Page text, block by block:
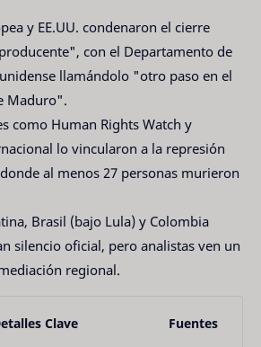
y EE.UU. condenaron el cierre
con el Departamento de
llamándolo "otro paso en el
Maduro".
como Human Rights Watch y
lo vincularon a la represión
al menos 27 personas murieron
Brasil (bajo Lula) y Colombia
silencio oficial, pero analistas ven un
regional.
Clave Fuentes